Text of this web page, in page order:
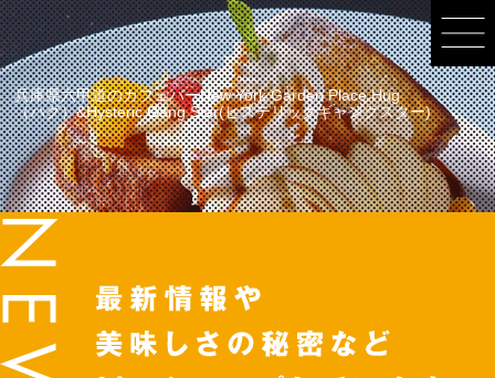
兵庫県六甲道のカフェバーNew York Garden Place Hug
（ハグ）&Hysteric Gang Star(ヒステリックギャングスター)